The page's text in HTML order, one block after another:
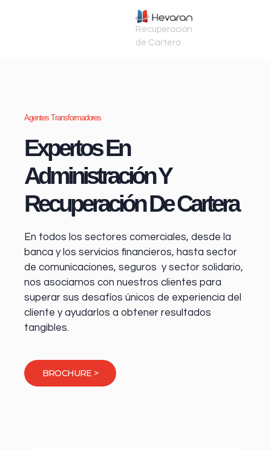
Recuperación
de Cartera
Agentes Transformadores
Expertos En
Administración Y
Recuperación De Cartera
En todos los sectores comerciales, desde la
banca y los servicios financieros, hasta sector
de comunicaciones, seguros y sector solidario,
nos asociamos con nuestros clientes para
superar sus desafíos únicos de experiencia del
cliente y ayudarlos a obtener resultados
tangibles.
BROCHURE >